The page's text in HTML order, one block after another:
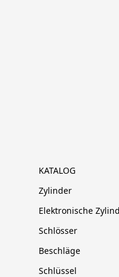
KATALOG
Zylinder
Schlösser
Beschläge
Schlüssel